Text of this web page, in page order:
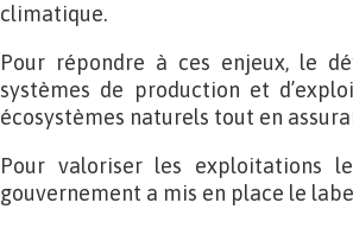
climatique.
Pour répondre à ces enjeux, le
systèmes de production et
écosystèmes naturels tout en
Pour valoriser les exploitations
gouvernement a mis en place le